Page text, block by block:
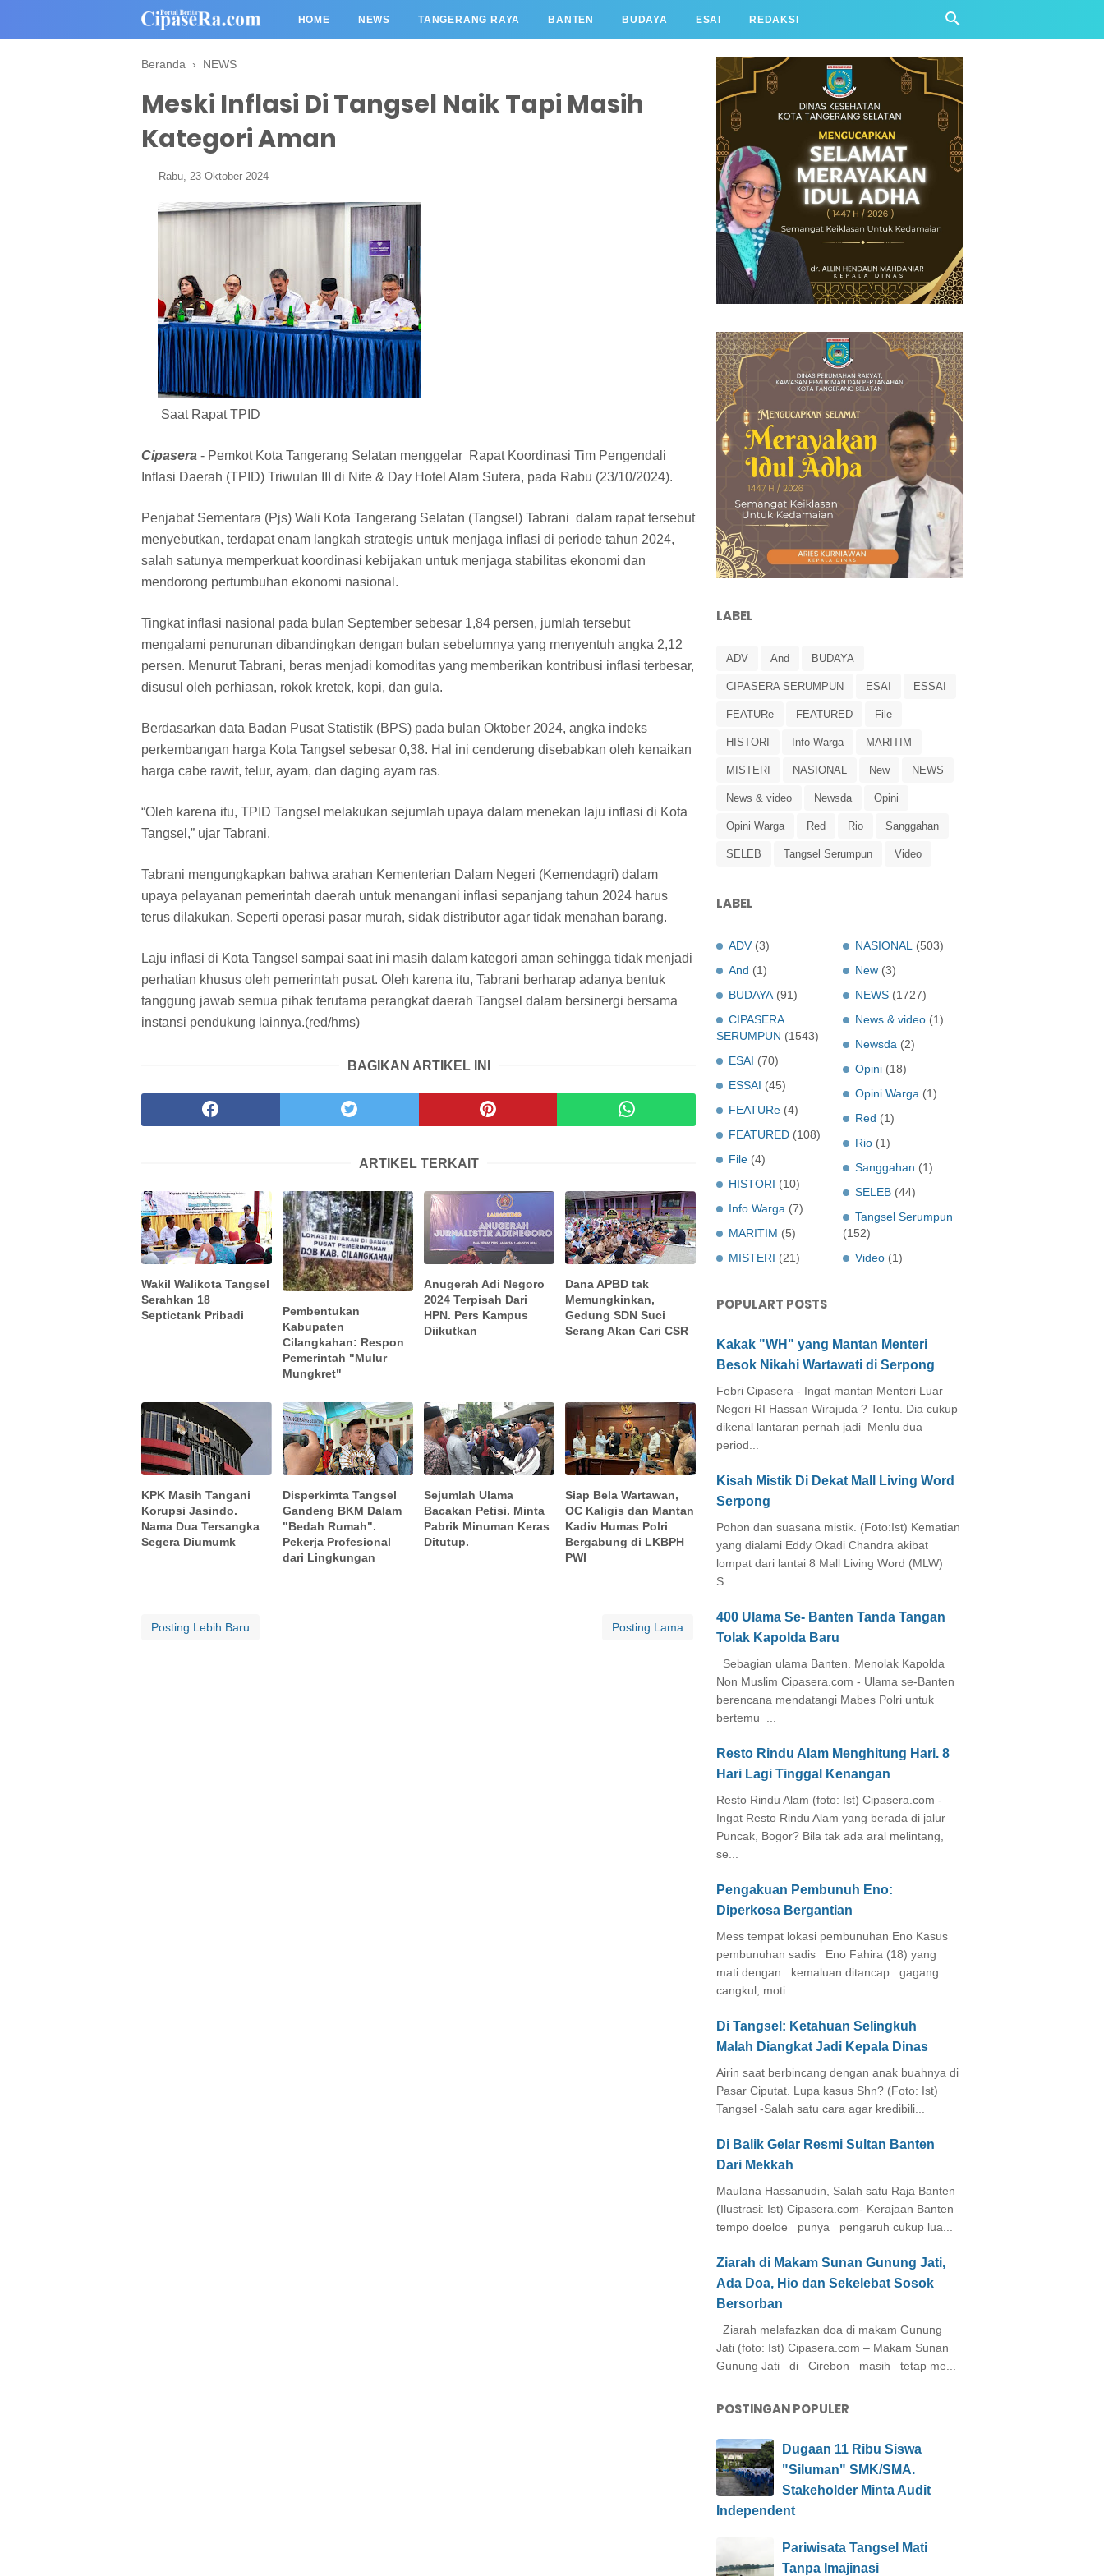
HOME NEWS TANGERANG RAYA BANTEN BUDAYA ESAI REDAKSI
Beranda › NEWS
Meski Inflasi Di Tangsel Naik Tapi Masih
Kategori Aman
Rabu, 23 Oktober 2024
Saat Rapat TPID
Cipasera - Pemkot Kota Tangerang Selatan menggelar Rapat Koordinasi Tim Pengendali
Inflasi Daerah (TPID) Triwulan III di Nite & Day Hotel Alam Sutera, pada Rabu (23/10/2024).
Penjabat Sementara (Pjs) Wali Kota Tangerang Selatan (Tangsel) Tabrani dalam rapat tersebut
menyebutkan, terdapat enam langkah strategis untuk menjaga inflasi di periode tahun 2024,
salah satunya memperkuat koordinasi kebijakan untuk menjaga stabilitas ekonomi dan
mendorong pertumbuhan ekonomi nasional.
Tingkat inflasi nasional pada bulan September sebesar 1,84 persen, jumlah tersebut
mengalami penurunan dibandingkan dengan bulan sebelumnya yang menyentuh angka 2,12
persen. Menurut Tabrani, beras menjadi komoditas yang memberikan kontribusi inflasi terbesar,
disusul oleh perhiasan, rokok kretek, kopi, dan gula.
Berdasarkan data Badan Pusat Statistik (BPS) pada bulan Oktober 2024, angka indeks
perkembangan harga Kota Tangsel sebesar 0,38. Hal ini cenderung disebabkan oleh kenaikan
harga cabe rawit, telur, ayam, dan daging ayam ras.
“Oleh karena itu, TPID Tangsel melakukan sejumlah upaya dalam menekan laju inflasi di Kota
Tangsel,” ujar Tabrani.
Tabrani mengungkapkan bahwa arahan Kementerian Dalam Negeri (Kemendagri) dalam
upaya pelayanan pemerintah daerah untuk menangani inflasi sepanjang tahun 2024 harus
terus dilakukan. Seperti operasi pasar murah, sidak distributor agar tidak menahan barang.
Laju inflasi di Kota Tangsel sampai saat ini masih dalam kategori aman sehingga tidak menjadi
perhatian khusus oleh pemerintah pusat. Oleh karena itu, Tabrani berharap adanya bentuk
tanggung jawab semua pihak terutama perangkat daerah Tangsel dalam bersinergi bersama
instansi pendukung lainnya.(red/hms)
BAGIKAN ARTIKEL INI
ARTIKEL TERKAIT
Wakil Walikota Tangsel
Serahkan 18
Septictank Pribadi
Pembentukan
Kabupaten
Cilangkahan: Respon
Pemerintah "Mulur
Mungkret"
Anugerah Adi Negoro
2024 Terpisah Dari
HPN. Pers Kampus
Diikutkan
Dana APBD tak
Memungkinkan,
Gedung SDN Suci
Serang Akan Cari CSR
KPK Masih Tangani
Korupsi Jasindo.
Nama Dua Tersangka
Segera Diumumk
Disperkimta Tangsel
Gandeng BKM Dalam
"Bedah Rumah".
Pekerja Profesional
dari Lingkungan
Sejumlah Ulama
Bacakan Petisi. Minta
Pabrik Minuman Keras
Ditutup.
Siap Bela Wartawan,
OC Kaligis dan Mantan
Kadiv Humas Polri
Bergabung di LKBPH
PWI
Posting Lebih Baru Posting Lama
LABEL
ADV And BUDAYA
CIPASERA SERUMPUN ESAI ESSAI
FEATURe FEATURED File
HISTORI Info Warga MARITIM
MISTERI NASIONAL New NEWS
News & video Newsda Opini
Opini Warga Red Rio Sanggahan
SELEB Tangsel Serumpun Video
LABEL
ADV (3)
And (1)
BUDAYA (91)
CIPASERA
SERUMPUN (1543)
ESAI (70)
ESSAI (45)
FEATURe (4)
FEATURED (108)
File (4)
HISTORI (10)
Info Warga (7)
MARITIM (5)
MISTERI (21)
NASIONAL
(503)
New (3)
NEWS (1727)
News & video (1)
Newsda (2)
Opini (18)
Opini Warga (1)
Red (1)
Rio (1)
Sanggahan (1)
SELEB (44)
Tangsel Serumpun
(152)
Video (1)
POPULART POSTS
Kakak "WH" yang Mantan Menteri
Besok Nikahi Wartawati di Serpong
Febri Cipasera - Ingat mantan Menteri Luar
Negeri RI Hassan Wirajuda ? Tentu. Dia cukup
dikenal lantaran pernah jadi Menlu dua
period...
Kisah Mistik Di Dekat Mall Living Word
Serpong
Pohon dan suasana mistik. (Foto:Ist) Kematian
yang dialami Eddy Okadi Chandra akibat
lompat dari lantai 8 Mall Living Word (MLW)
S...
400 Ulama Se- Banten Tanda Tangan
Tolak Kapolda Baru
Sebagian ulama Banten. Menolak Kapolda
Non Muslim Cipasera.com - Ulama se-Banten
berencana mendatangi Mabes Polri untuk
bertemu ...
Resto Rindu Alam Menghitung Hari. 8
Hari Lagi Tinggal Kenangan
Resto Rindu Alam (foto: Ist) Cipasera.com -
Ingat Resto Rindu Alam yang berada di jalur
Puncak, Bogor? Bila tak ada aral melintang,
se...
Pengakuan Pembunuh Eno:
Diperkosa Bergantian
Mess tempat lokasi pembunuhan Eno Kasus
pembunuhan sadis Eno Fahira (18) yang
mati dengan kemaluan ditancap gagang
cangkul, moti...
Di Tangsel: Ketahuan Selingkuh
Malah Diangkat Jadi Kepala Dinas
Airin saat berbincang dengan anak buahnya di
Pasar Ciputat. Lupa kasus Shn? (Foto: Ist)
Tangsel -Salah satu cara agar kredibili...
Di Balik Gelar Resmi Sultan Banten
Dari Mekkah
Maulana Hassanudin, Salah satu Raja Banten
(Ilustrasi: Ist) Cipasera.com- Kerajaan Banten
tempo doeloe punya pengaruh cukup lua...
Ziarah di Makam Sunan Gunung Jati,
Ada Doa, Hio dan Sekelebat Sosok
Bersorban
Ziarah melafazkan doa di makam Gunung
Jati (foto: Ist) Cipasera.com – Makam Sunan
Gunung Jati di Cirebon masih tetap me...
POSTINGAN POPULER
Dugaan 11 Ribu Siswa
"Siluman" SMK/SMA.
Stakeholder Minta Audit
Independent
Pariwisata Tangsel Mati
Tanpa Imajinasi